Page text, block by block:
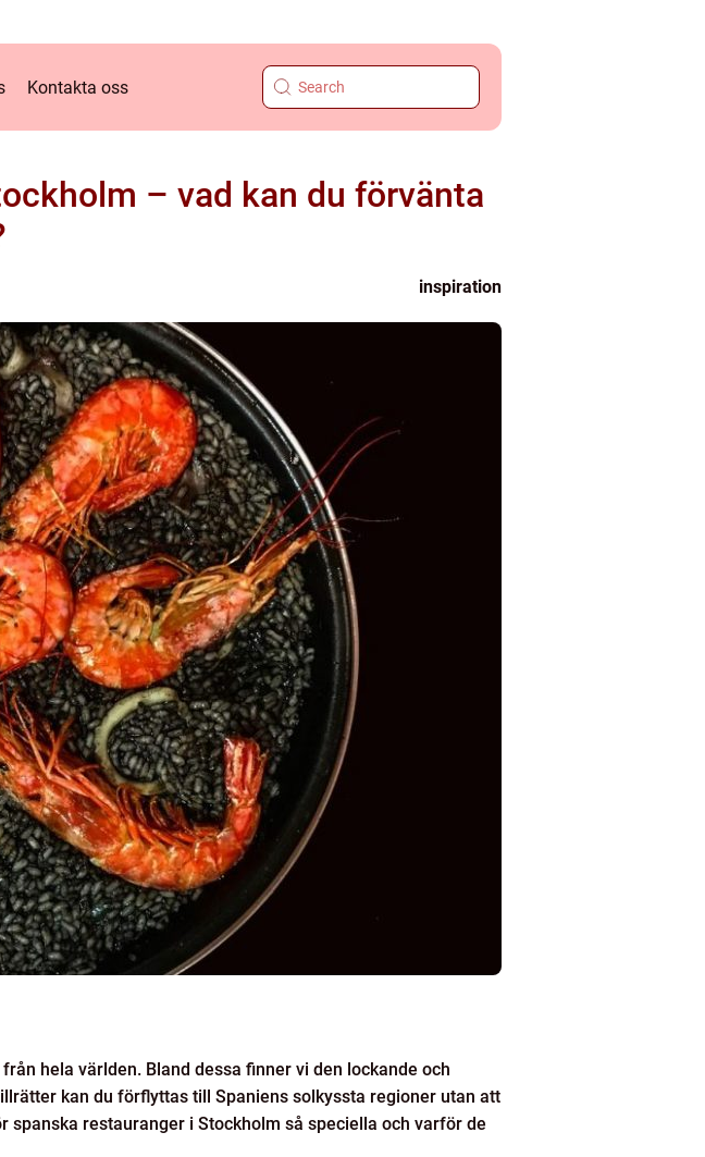
Kontakta oss
– vad kan du förvänta
inspiration
hela världen. Bland dessa finner vi den lockande och
kan du förflyttas till Spaniens solkyssta regioner utan att
restauranger i Stockholm så speciella och varför de